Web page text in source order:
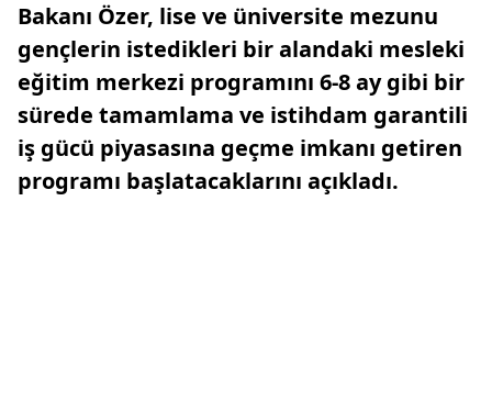
Bakanı Özer, lise ve üniversite mezunu
gençlerin istedikleri bir alandaki mesleki
eğitim merkezi programını 6-8 ay gibi bir
sürede tamamlama ve istihdam garantili
iş gücü piyasasına geçme imkanı getiren
programı başlatacaklarını açıkladı.